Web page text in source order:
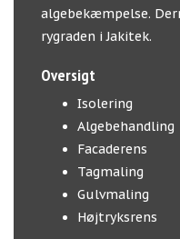
algebekæmpelse.
rygraden i Jakitek.
Oversigt
Isolering
Algebehandling
Facaderens
Tagmaling
Gulvmaling
Højtryksrens